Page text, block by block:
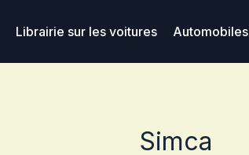
Librairie sur les voitures Automobiles
Simca